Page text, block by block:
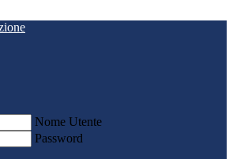
Nome Utente
Password